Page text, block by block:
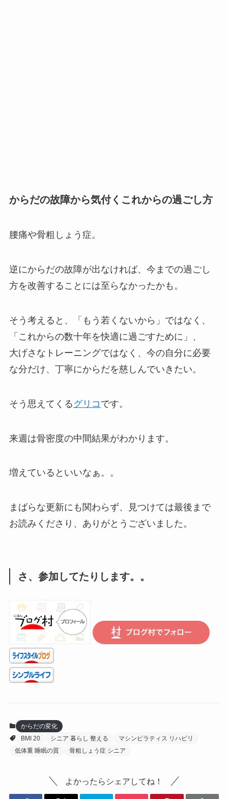
からだの故障から気付くこれからの過ごし方
腰痛や骨粗しょう症。
逆にからだの故障が出なければ、今までの過ごし
方を改善することには至らなかったかも。
そう考えると、「もう若くないから」ではなく、
「これからの数十年を快適に過ごすために」、
大げさなトレーニングではなく、今の自分に必要
な分だけ、丁寧にからだを慈しんでいきたい。
そう思えてくる グリコ です。
来週は骨密度の中間結果がわかります。
増えているといいなぁ。。
まばらな更新にも関わらず、見つけては最後まで
お読みくださり、ありがとうございました。
さ、参加してたりします。。
からだの変化
BMI 20
シニア 暮らし 整える
マシンピラティス リハビリ
低体重 睡眠の質
骨粗しょう症 シニア
よかったらシェアしてね！